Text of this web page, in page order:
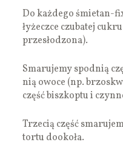
Do każdego śmietan-
łyżeczce czubatej
przesłodzona).
Smarujemy spodnią
nią owoce (np.
część biszkoptu i
Trzecią część
tortu dookoła.